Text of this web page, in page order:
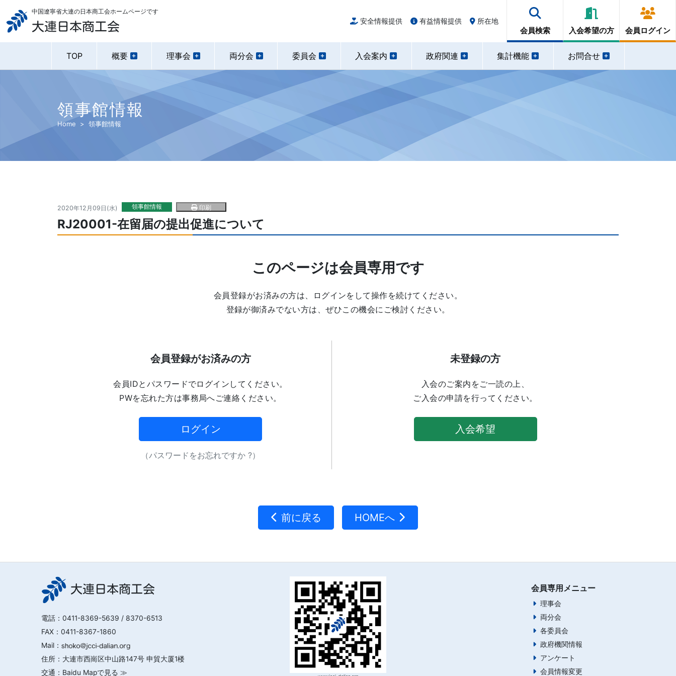
大連日本商工会
中国遼寧省大連の日本商工会ホームページです
安全情報提供 有益情報提供 所在地
会員検索 入会希望の方 会員ログイン
TOP 概要 理事会 両分会 委員会 入会案内 政府関連 集計機能 お問合せ
領事館情報
Home 領事館情報
2020年12月09日(水) 領事館情報 印刷
RJ20001-在留届の提出促進について
このページは会員専用です
会員登録がお済みの方は、ログインをして操作を続けてください。
登録が御済みでない方は、ぜひこの機会にご検討ください。
会員登録がお済みの方
会員IDとパスワードでログインしてください。
PWを忘れた方は事務局へご連絡ください。
ログイン
（パスワードをお忘れですか ?）
未登録の方
入会のご案内をご一読の上、
ご入会の申請を行ってください。
入会希望
前に戻る HOMEへ
大連日本商工会
電話： 0411-8369-5639 / 8370-6513
FAX：0411-8367-1860
Mail：
住所：大連市西崗区中山路147号 申貿大厦1楼
交通： Baidu Mapで見る ≫
会員専用メニュー
理事会
両分会
各委員会
政府機関情報
アンケート
会員情報変更